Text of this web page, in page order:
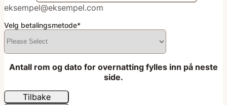
eksempel@eksempel.com
Velg betalingsmetode*
Antall rom og dato for overnatting fylles inn på neste
side.
Tilbake